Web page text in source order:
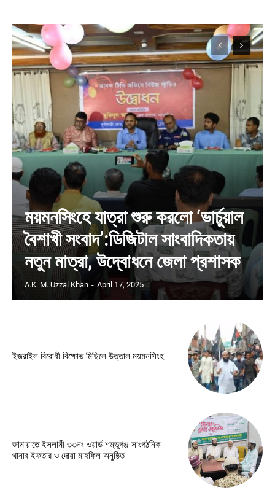
ময়মনসিংহে যাত্রা শুরু করলো ‘ভার্চুয়াল
বৈশাখী সংবাদ’:ডিজিটাল সাংবাদিকতায়
নতুন মাত্রা, উদ্বোধনে জেলা প্রশাসক
A.K. M. Uzzal Khan - April 17, 2025
ইজরাইল বিরোধী বিক্ষোভ মিছিলে উত্তাল ময়মনসিংহ
জামায়াতে ইসলামী ৩৩নং ওয়ার্ড শম্ভূগঞ্জ সাংগঠনিক
থানার ইফতার ও দোয়া মাহফিল অনুষ্ঠিত